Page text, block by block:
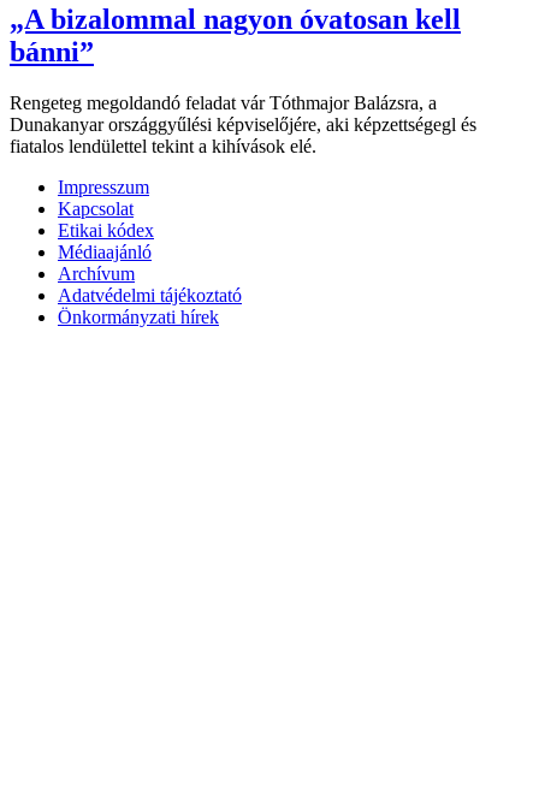
„A bizalommal nagyon óvatosan kell
bánni”
Rengeteg megoldandó feladat vár Tóthmajor Balázsra, a
Dunakanyar országgyűlési képviselőjére, aki képzettségegl és
fiatalos lendülettel tekint a kihívások elé.
Impresszum
Kapcsolat
Etikai kódex
Médiaajánló
Archívum
Adatvédelmi tájékoztató
Önkormányzati hírek